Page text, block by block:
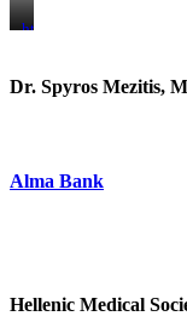
https://
https://
Dr. Spyros Mezitis,
Alma Bank
Hellenic Medical